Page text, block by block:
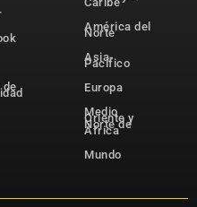
de
América del
Norte
Asia-
Pacífico
Europa
Medio
Oriente y
Norte de
África
Mundo